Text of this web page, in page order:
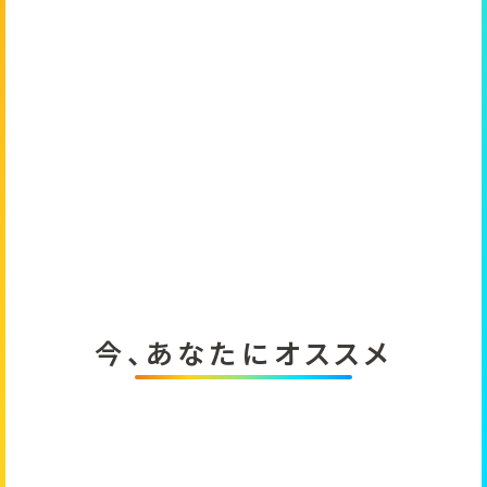
今、あなたにオススメ